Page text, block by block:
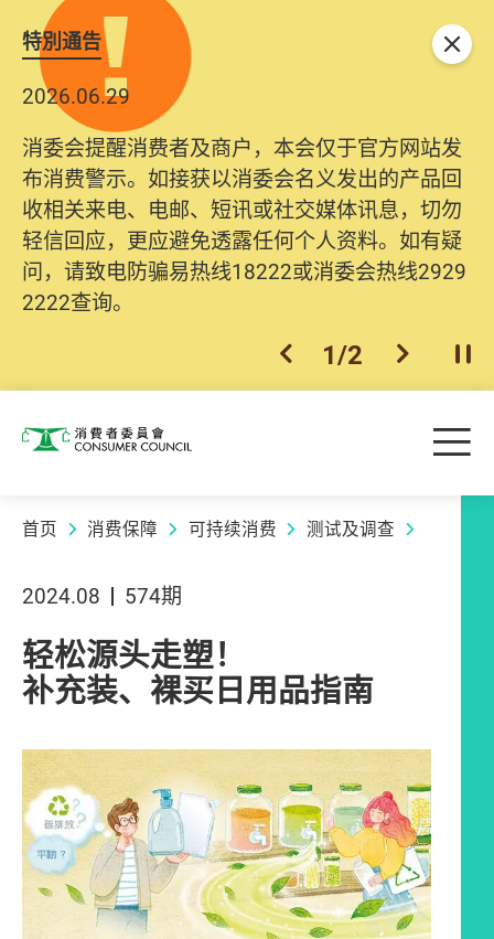
特別通告
2026.06.29
消委会提醒消费者及商户，本会仅于官方网站发
布消费警示。如接获以消委会名义发出的产品回
收相关来电、电邮、短讯或社交媒体讯息，切勿
轻信回应，更应避免透露任何个人资料。如有疑
问，请致电防骗易热线18222或消委会热线2929
2222查询。
上一个
1/2 下一个开
关闭
消费者委员会 目
首页 消费保障 可持续消费 测试及调查
2024.08 574期
轻松源头走塑！
补充装、裸买日用品指南